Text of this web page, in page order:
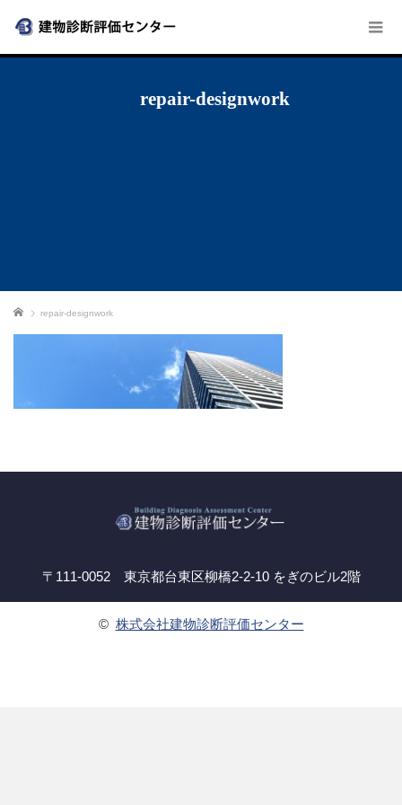
repair-designwork
ホーム repair-designwork
〒111-0052 東京都台東区柳橋2-2-10 をぎのビル2階
© 株式会社建物診断評価センター